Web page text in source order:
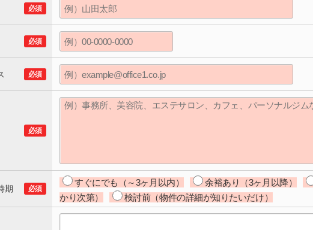
必須
必須
必須
必須
期 必須
すぐにでも（～3ヶ月以内）
余裕あり（3ヶ月以降）
かり次第）
検討前（物件の詳細が知りたいだけ）